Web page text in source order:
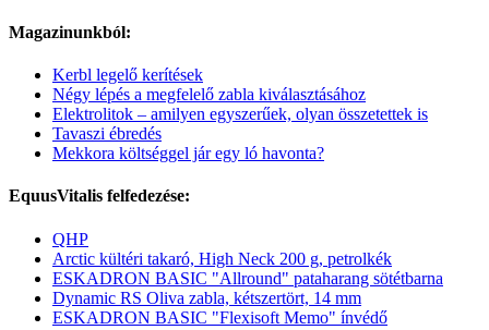
Magazinunkból:
Kerbl legelő kerítések
Négy lépés a megfelelő zabla kiválasztásához
Elektrolitok – amilyen egyszerűek, olyan összetettek is
Tavaszi ébredés
Mekkora költséggel jár egy ló havonta?
EquusVitalis felfedezése:
QHP
Arctic kültéri takaró, High Neck 200 g, petrolkék
ESKADRON BASIC "Allround" pataharang sötétbarna
Dynamic RS Oliva zabla, kétszertört, 14 mm
ESKADRON BASIC "Flexisoft Memo" ínvédő